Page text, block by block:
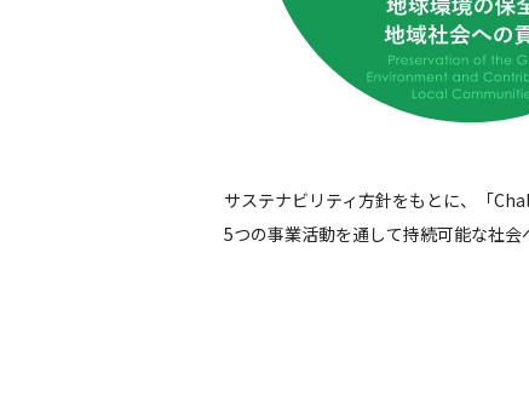
サステナビリティ方針をもとに、「
5つの事業活動を通して持続可能な社会